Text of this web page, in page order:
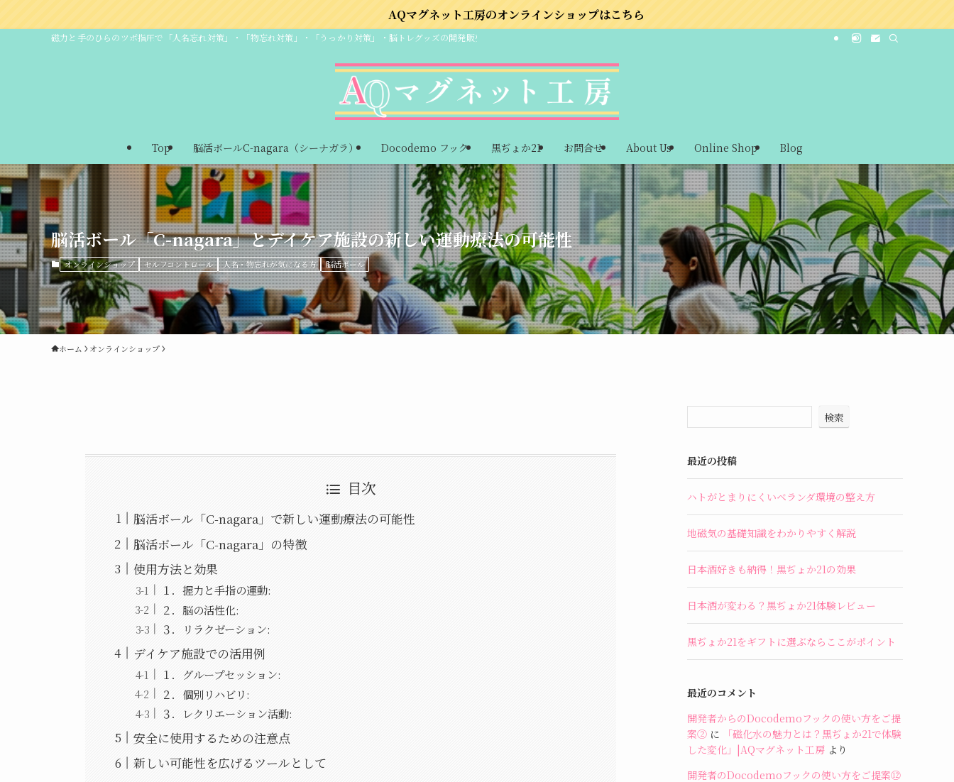
AQマグネット工房のオンラインショップはこちら
磁力と手のひらのツボ指圧で「人名忘れ対策」・「物忘れ対策」・「うっかり対策」・脳トレグッズの開発販売
Top 脳活ボールC-nagara（シーナガラ） Docodemo フック 黒ぢょか21 お問合せ About Us Online Shop Blog
脳活ボール「C-nagara」とデイケア施設の新しい運動療法の可能性
オンラインショップ セルフコントロール 人名・物忘れが気になる方 脳活ボール
ホーム オンラインショップ
目次
脳活ボール「C-nagara」で新しい運動療法の可能性
脳活ボール「C-nagara」の特徴
使用方法と効果
１．握力と手指の運動:
２．脳の活性化:
３．リラクゼーション:
デイケア施設での活用例
１．グループセッション:
２．個別リハビリ:
３．レクリエーション活動:
安全に使用するための注意点
新しい可能性を広げるツールとして
検索
最近の投稿
ハトがとまりにくいベランダ環境の整え方
地磁気の基礎知識をわかりやすく解説
日本酒好きも納得！黒ぢょか21の効果
日本酒が変わる？黒ぢょか21体験レビュー
黒ぢょか21をギフトに選ぶならここがポイント
最近のコメント
開発者からのDocodemoフックの使い方をご提
案② に
「磁化水の魅力とは？黒ぢょか21で体験
した変化」|AQマグネット工房 より
開発者のDocodemoフックの使い方をご提案⑫